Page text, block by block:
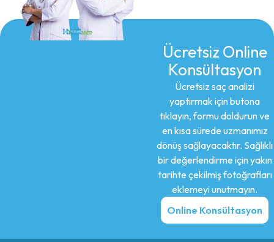
Ücretsiz Online
Konsültasyon
Ücretsiz saç analizi
yaptırmak için butona
tıklayın, formu doldurun ve
en kısa sürede uzmanımız
dönüş sağlayacaktır. Sağlıklı
bir değerlendirme için yakın
tarihte çekilmiş fotoğrafları
eklemeyi unutmayın.
Online Konsültasyon